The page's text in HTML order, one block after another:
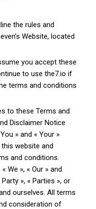
the rules and
Website, located
you accept these
to use the7.io if
terms and conditions
to these Terms and
Disclaimer Notice
» and « Your »
website and
and conditions.
We », « Our » and
», « Parties », or
ourselves. All terms
consideration of